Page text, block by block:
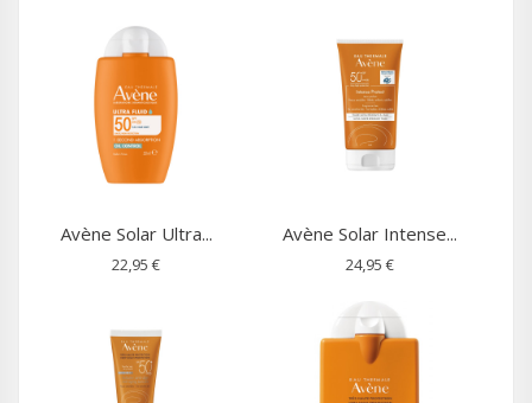
Avène Solar Ultra...
22,95 €
Avène Solar Intense...
24,95 €